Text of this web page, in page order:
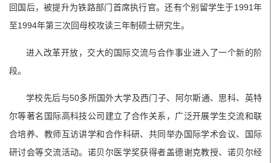
回国后，被提升为铁路部门首席执行官。还有个别留学生于1991年
至1994年第三次回母校攻读三年制硕士研究生。
进入改革开放，交大的国际交流与合作事业进入了一个新的阶
段。
学校先后与50多所国外大学及西门子、阿尔斯通、思科、英特
尔等著名国际高科技公司建立了合作关系，广泛开展学生交流和联
合培养、教师互访讲学和合作科研、共同举办国际学术会议、国际
研讨会等交流活动。诺贝尔医学奖获得者盖德谢克教授、诺贝尔经